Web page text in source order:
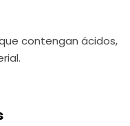
contengan ácidos,